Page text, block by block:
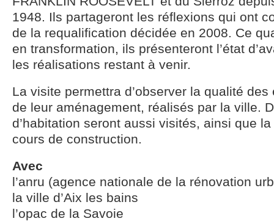
1948. Ils partageront les réflexions qui ont
de la requalification décidée en 2008. Ce
en transformation, ils présenteront l’état
les réalisations restant à venir.
La visite permettra d’observer la qualité
de leur aménagement, réalisés par la ville.
d’habitation seront aussi visités, ainsi que
cours de construction.
Avec
l’anru (agence nationale de la rénovation
la ville d’Aix les bains
l’opac de la Savoie